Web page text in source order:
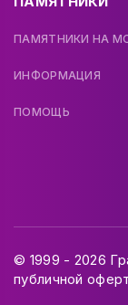
ПАМЯТНИКИ НА
ИНФОРМАЦИЯ
ПОМОЩЬ
© 1999 - 2026
публичной